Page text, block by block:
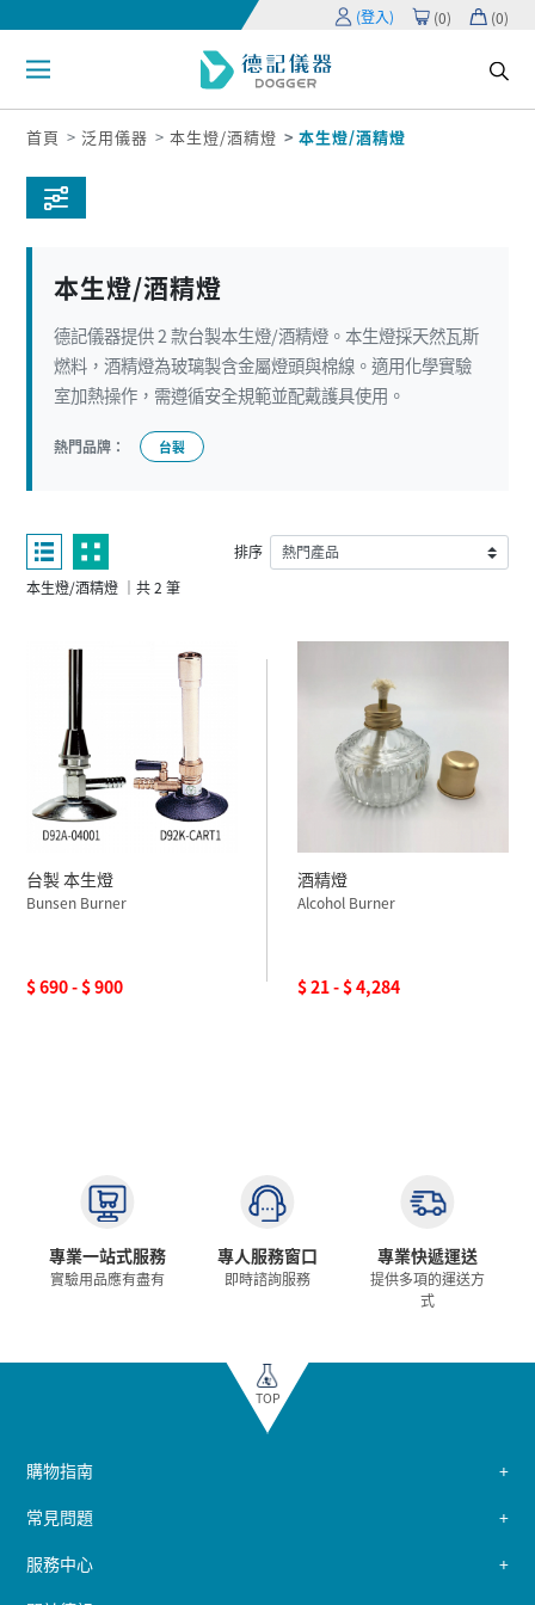
(登入) (0) (0)
首頁 泛用儀器 本生燈/酒精燈 本生燈/酒精燈
本生燈/酒精燈
德記儀器提供 2 款台製本生燈/酒精燈。本生燈採天然瓦斯
燃料，酒精燈為玻璃製含金屬燈頭與棉線。適用化學實驗
室加熱操作，需遵循安全規範並配戴護具使用。
熱門品牌： 台製
本生燈/酒精燈 ｜共 2 筆
排序
台製 本生燈
Bunsen Burner
$ 690 - $ 900
酒精燈
Alcohol Burner
$ 21 - $ 4,284
專業一站式服務
實驗用品應有盡有
專人服務窗口
即時諮詢服務
專業快遞運送
提供多項的運送方
式
TOP
購物指南
常見問題
服務中心